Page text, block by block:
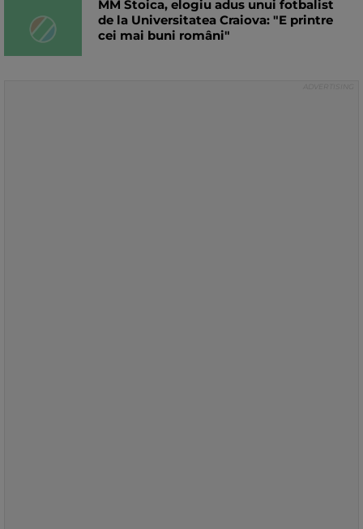
MM Stoica, elogiu adus unui fotbalist
de la Universitatea Craiova: "E printre
cei mai buni români"